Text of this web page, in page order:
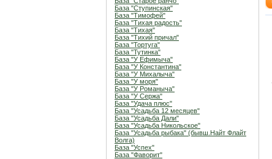
База "Ступинская"
База "Тимофей"
База "Тихая радость"
База "Тихая"
База "Тихий причал"
База "Тортуга"
База "Тутинка"
База "У Ефимыча"
База "У Константина"
База "У Михалыча"
База "У моря"
База "У Романыча"
База "У Сержа"
База "Удача плюс"
База "Усадьба 12 месяцев"
База "Усадьба Дали"
База "Усадьба Никольское"
База "Усадьба рыбака" (бывш.Найт Флайт
Волга)
База "Успех"
База "Фаворит"